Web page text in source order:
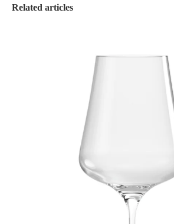
Related articles